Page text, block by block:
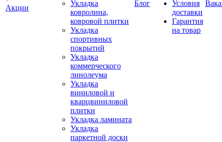
Акции
Укладка
ковролина,
ковровой плитки
Укладка
спортивных
покрытий
Укладка
коммерческого
линолеума
Укладка
виниловой и
кварцвиниловой
плитки
Укладка ламината
Укладка
паркетной доски
Блог
Условия
доставки
Гарантия
на товар